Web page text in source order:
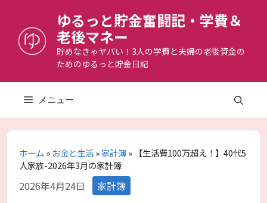
へ
ゆるっと貯金奮闘記・学費＆
老後マネー
貯めなきゃヤバい！3人の学費と夫婦の老後資金の
ためのゆるっと貯金日記
メニュー
ホーム» お金と生活»家計簿» 【生活費100万超え！】40代5
人家族-2026年3月の家計簿
2026年4月24日 カ
テ
家計簿